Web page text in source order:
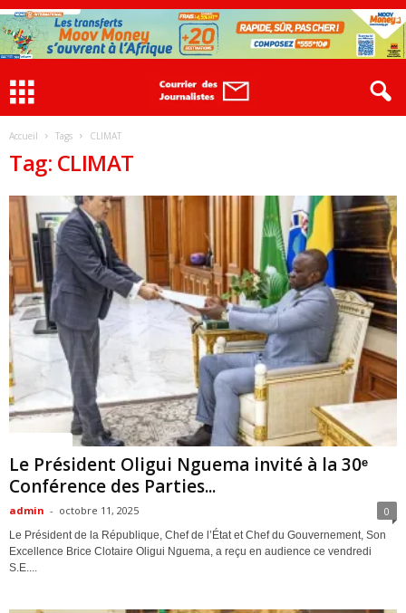
Accueil Tags CLIMAT
Tag: CLIMAT
Le Président Oligui Nguema invité à la 30ᵉ
Conférence des Parties...
admin - octobre 11, 2025 0
Le Président de la République, Chef de l’État et Chef du Gouvernement, Son
Excellence Brice Clotaire Oligui Nguema, a reçu en audience ce vendredi
S.E....